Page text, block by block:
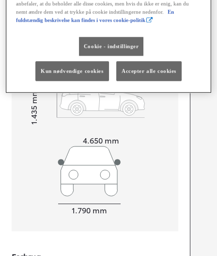
Dimensioner og mål
4.650 mm
Højt1.435
mm
1.790 mm
anbefaler, at du beholder alle disse cookies, men hvis du ikke er enig, kan du
nemt ændre dem ved at trykke på cookie indstillingerne nedenfor.
En
fuldstændig beskrivelse kan findes i vores cookie-politik
Cookie - indstillinger
Kun nødvendige cookies Accepter alle cookies